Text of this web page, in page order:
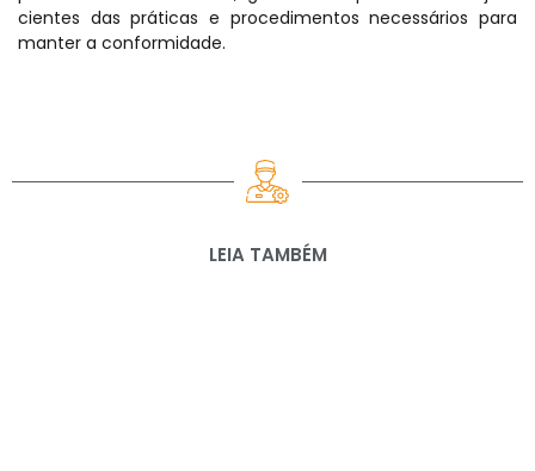
cientes das práticas e procedimentos necessários para
manter a conformidade.
LEIA TAMBÉM